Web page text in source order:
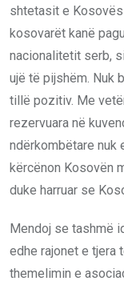
shtetasit e
kosovarët kanë
nacionalitetit serb,
ujë të pijshëm. Nuk
tillë pozitiv. Me
rezervuara në
ndërkombëtare nuk
kërcënon Kosovën
duke harruar se
Mendoj se tashmë
edhe rajonet e tjera
themelimin e